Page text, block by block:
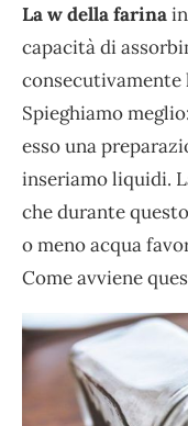
La w della farina
capacità di
Spieghiamo
esso una
inseriamo liquidi.
che durante
o meno acqua
Come avviene